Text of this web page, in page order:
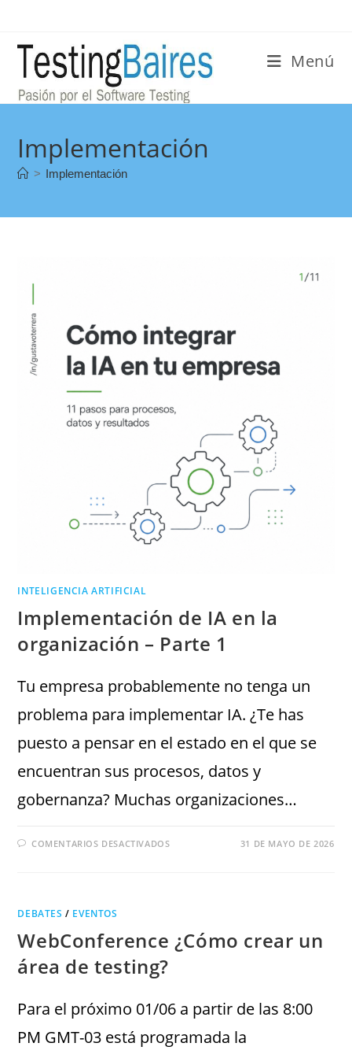
Menú
Implementación
> Implementación
INTELIGENCIA ARTIFICIAL
Implementación de IA en la
organización – Parte 1
Tu empresa probablemente no tenga un
problema para implementar IA. ¿Te has
puesto a pensar en el estado en el que se
encuentran sus procesos, datos y
gobernanza? Muchas organizaciones…
COMENTARIOS DESACTIVADOS 31 DE MAYO DE 2026
DEBATES / EVENTOS
WebConference ¿Cómo crear un
área de testing?
Para el próximo 01/06 a partir de las 8:00
PM GMT-03 está programada la